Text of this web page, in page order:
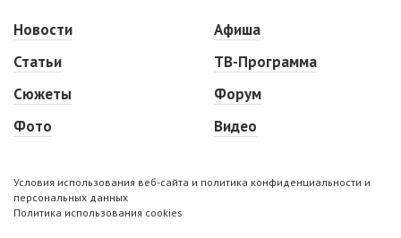
Новости
Статьи
Сюжеты
Фото
Афиша
ТВ-Программа
Форум
Видео
Условия использования веб-сайта и политика конфиденциальности и
персональных данных
Политика использования cookies